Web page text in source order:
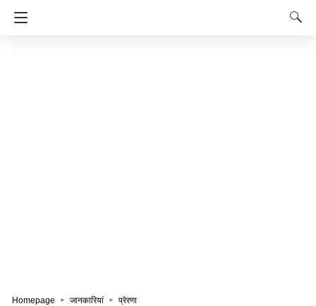
Homepage जानकारियां प्रेरणा